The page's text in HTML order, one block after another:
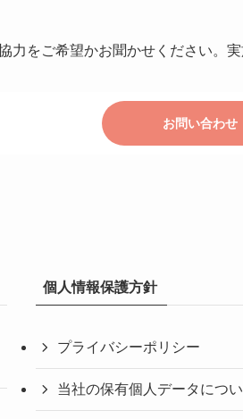
力をご希望かお聞かせください。
お問い合わせ
個人情報保護方針
プライバシーポリシー
当社の保有個人データにつ